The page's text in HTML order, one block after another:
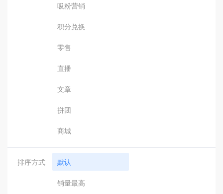
吸粉营销
积分兑换
零售
直播
文章
拼团
商城
排序方式 默认
销量最高